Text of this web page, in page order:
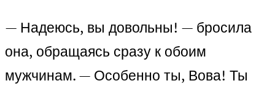
— Надеюсь, вы довольны! — бросила
она, обращаясь сразу к обоим
мужчинам. — Особенно ты, Вова! Ты